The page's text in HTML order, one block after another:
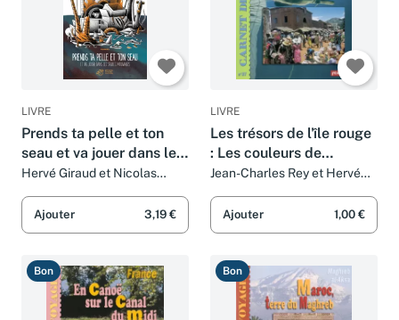
LIVRE
Prends ta pelle et ton
seau et va jouer dans les
sables mouvants
Hervé Giraud et Nicolas
Ajouter 3,19 €
LIVRE
Les trésors de l'île rouge
: Les couleurs de
Madagascar
Jean-Charles Rey et Hervé
Ajouter 1,00 €
Bon Bon